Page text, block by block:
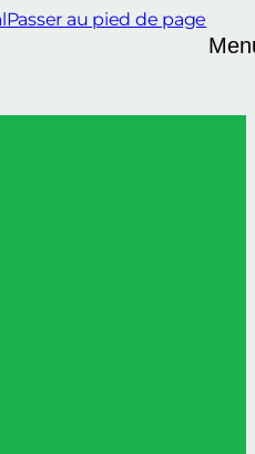
Passer au pied de page